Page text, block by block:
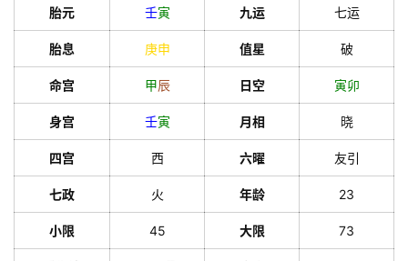
胎元 壬寅 九运 七运
胎息 庚申 值星 破
命宫 甲辰 日空 寅卯
身宫 壬寅 月相 晓
四宫 西 六曜 友引
七政 火 年龄 23
小限 45 大限 73